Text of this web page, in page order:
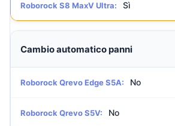
Roborock S8 MaxV Ultra: Sì
Cambio automatico panni
Roborock Qrevo Edge S5A: No
Roborock Qrevo S5V: No